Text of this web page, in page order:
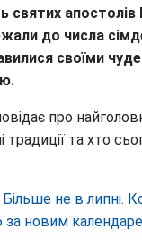
святих апостолів
до числа
своїми
про
традиції та хто
Більше не в липні.
за новим